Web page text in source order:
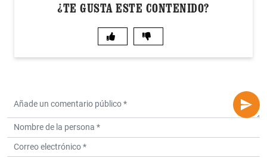
¿TE GUSTA ESTE CONTENIDO?